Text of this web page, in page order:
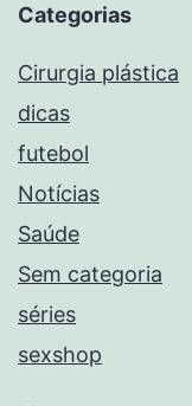
Categorias
Cirurgia plástica
dicas
futebol
Notícias
Saúde
Sem categoria
séries
sexshop